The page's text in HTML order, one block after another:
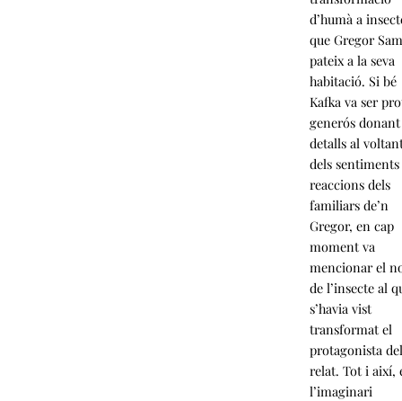
d’humà a
que Gregor
pateix a la seva
habitació. Si bé
Kafka va ser
generós donant
detalls al
dels
reaccions dels
familiars de’n
Gregor, en cap
moment va
mencionar el
de l’insecte al
s’havia vist
transformat el
protagonista
relat. Tot i així,
l’imaginari